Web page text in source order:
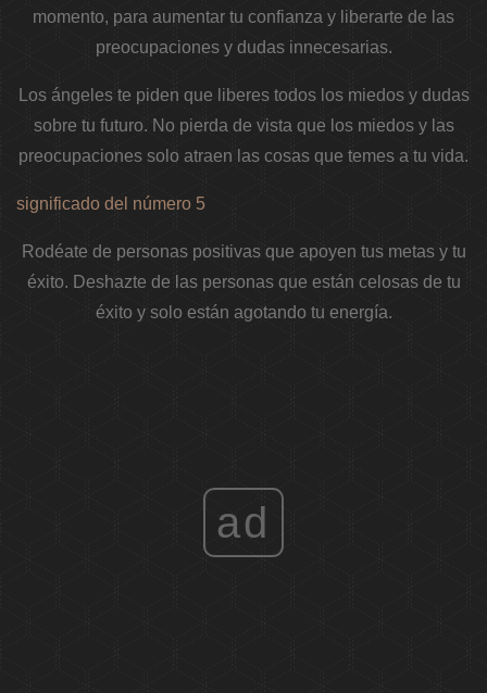
momento, para aumentar tu confianza y liberarte de las
preocupaciones y dudas innecesarias.
Los ángeles te piden que liberes todos los miedos y dudas
sobre tu futuro. No pierda de vista que los miedos y las
preocupaciones solo atraen las cosas que temes a tu vida.
significado del número 5
Rodéate de personas positivas que apoyen tus metas y tu
éxito. Deshazte de las personas que están celosas de tu
éxito y solo están agotando tu energía.
ad